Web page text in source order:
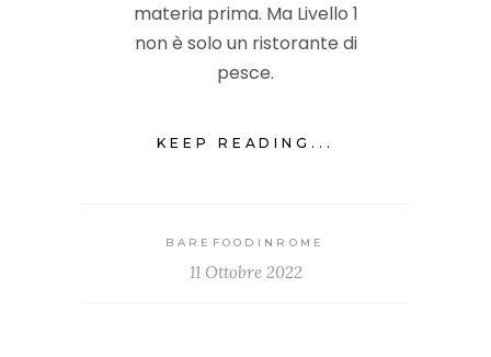
materia prima. Ma Livello 1
non è solo un ristorante di
pesce.
KEEP READING...
BAREFOODINROME
11 Ottobre 2022